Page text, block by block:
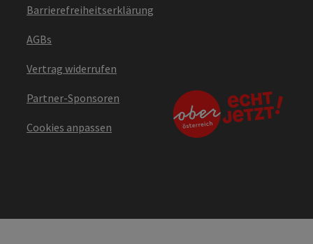
Barrierefreiheitserklärung
AGBs
Vertrag widerrufen
Partner-Sponsoren
Cookies anpassen